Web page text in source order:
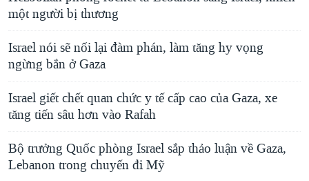
một người bị thương
Israel nói sẽ nối lại đàm phán, làm tăng hy vọng
ngừng bắn ở Gaza
Israel giết chết quan chức y tế cấp cao của Gaza, xe
tăng tiến sâu hơn vào Rafah
Bộ trưởng Quốc phòng Israel sắp thảo luận về Gaza,
Lebanon trong chuyến đi Mỹ